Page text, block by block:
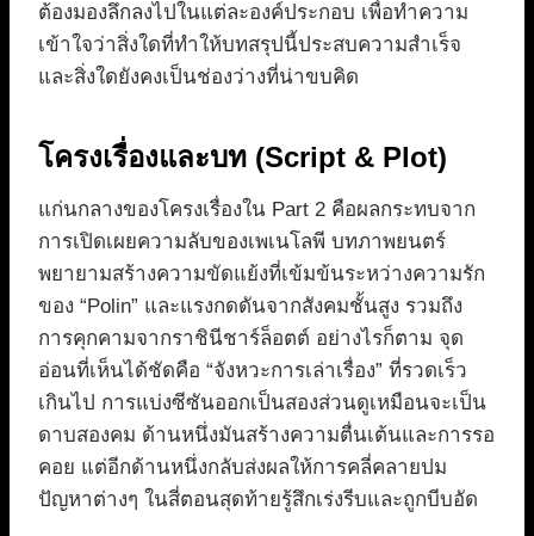
ต้องมองลึกลงไปในแต่ละองค์ประกอบ เพื่อทำความ
เข้าใจว่าสิ่งใดที่ทำให้บทสรุปนี้ประสบความสำเร็จ
และสิ่งใดยังคงเป็นช่องว่างที่น่าขบคิด
โครงเรื่องและบท (Script & Plot)
แก่นกลางของโครงเรื่องใน Part 2 คือผลกระทบจาก
การเปิดเผยความลับของเพเนโลพี บทภาพยนตร์
พยายามสร้างความขัดแย้งที่เข้มข้นระหว่างความรัก
ของ “Polin” และแรงกดดันจากสังคมชั้นสูง รวมถึง
การคุกคามจากราชินีชาร์ล็อตต์ อย่างไรก็ตาม จุด
อ่อนที่เห็นได้ชัดคือ “จังหวะการเล่าเรื่อง” ที่รวดเร็ว
เกินไป การแบ่งซีซันออกเป็นสองส่วนดูเหมือนจะเป็น
ดาบสองคม ด้านหนึ่งมันสร้างความตื่นเต้นและการรอ
คอย แต่อีกด้านหนึ่งกลับส่งผลให้การคลี่คลายปม
ปัญหาต่างๆ ในสี่ตอนสุดท้ายรู้สึกเร่งรีบและถูกบีบอัด